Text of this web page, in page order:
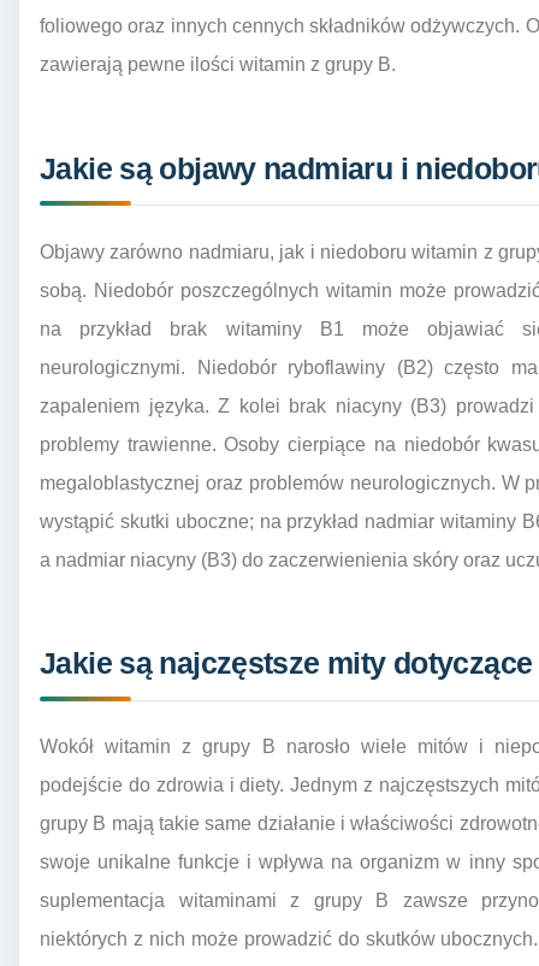
foliowego oraz innych cennych składników odżywczych.
zawierają pewne ilości witamin z grupy B.
Jakie są objawy nadmiaru i
Objawy zarówno nadmiaru, jak i niedoboru witamin z
sobą. Niedobór poszczególnych witamin może
na przykład brak witaminy B1 może objawiać
neurologicznymi. Niedobór ryboflawiny (B2) często
zapaleniem języka. Z kolei brak niacyny (B3)
problemy trawienne. Osoby cierpiące na niedobór
megaloblastycznej oraz problemów neurologicznych. W
wystąpić skutki uboczne; na przykład nadmiar witaminy
a nadmiar niacyny (B3) do zaczerwienienia skóry oraz
Jakie są najczęstsze mity
Wokół witamin z grupy B narosło wiele mitów i
podejście do zdrowia i diety. Jednym z najczęstszych
grupy B mają takie same działanie i właściwości
swoje unikalne funkcje i wpływa na organizm w inny
suplementacja witaminami z grupy B zawsze
niektórych z nich może prowadzić do skutków